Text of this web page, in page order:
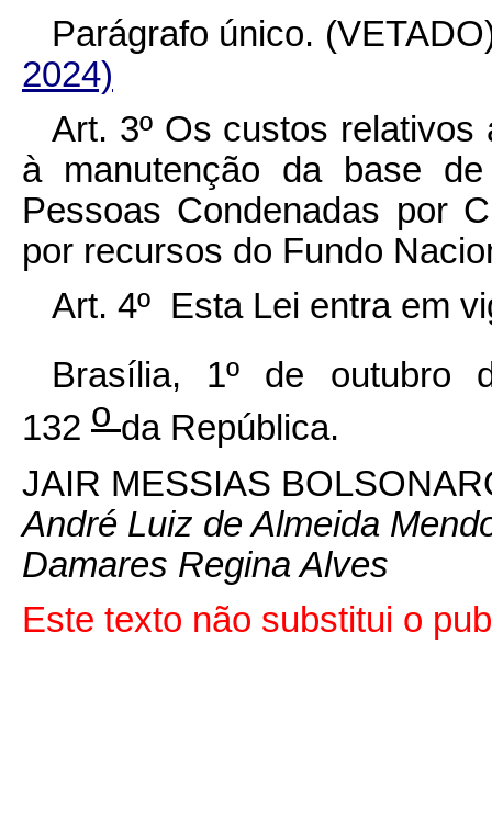
Parágrafo único.
2024)
Art. 3º Os custos relativos
à manutenção da base
Pessoas Condenadas por
por recursos do Fundo
Art. 4º Esta Lei entra em
Brasília, 1º de outubro
132 o da República.
JAIR MESSIAS
André Luiz de Almeida
Damares Regina Alves
Este texto não substitui o